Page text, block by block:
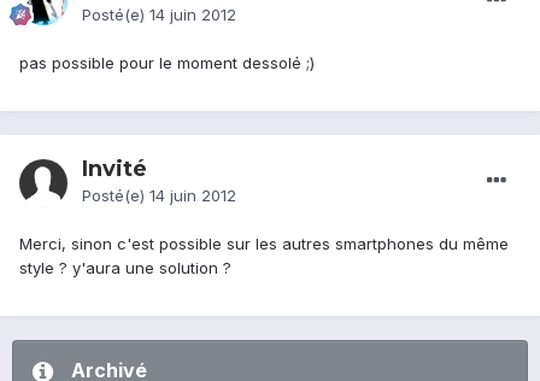
Posté(e) 14 juin 2012
pas possible pour le moment dessolé ;)
Invité
Posté(e) 14 juin 2012
Merci, sinon c'est possible sur les autres smartphones du même
style ? y'aura une solution ?
Archivé